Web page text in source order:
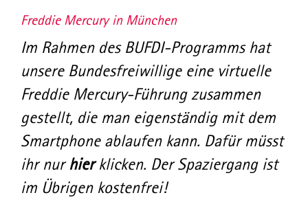
Freddie Mercury in München
Im Rahmen des BUFDI-Programms hat
unsere Bundesfreiwillige eine virtuelle
Freddie Mercury-Führung zusammen
gestellt, die man eigenständig mit dem
Smartphone ablaufen kann. Dafür müsst
ihr nurhierklicken. Der Spaziergang ist
im Übrigen kostenfrei!